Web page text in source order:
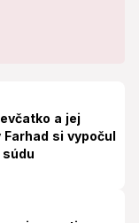
a jej
Farhad si vypočul